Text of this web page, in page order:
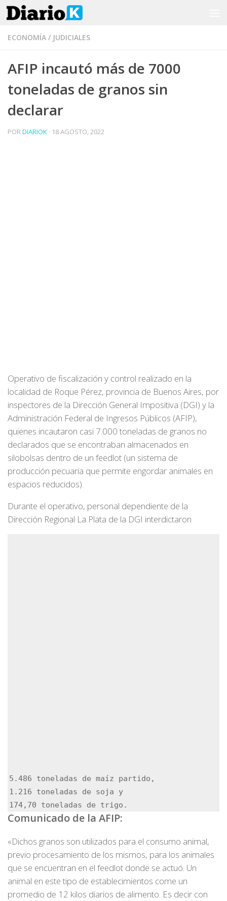
Saltar al contenido
ECONOMÍA / JUDICIALES
AFIP incautó más de 7000
toneladas de granos sin
declarar
PORDIARIOK · 18 AGOSTO, 2022
Operativo de fiscalización y control realizado en la
localidad de Roque Pérez, provincia de Buenos Aires, por
inspectores de la Dirección General Impositiva (DGI) y la
Administración Federal de Ingresos Públicos (AFIP),
quienes incautaron casi 7.000 toneladas de granos no
declarados que se encontraban almacenados en
silobolsas dentro de un feedlot (un sistema de
producción pecuaria que permite engordar animales en
espacios reducidos).
Durante el operativo, personal dependiente de la
Dirección Regional La Plata de la DGI interdictaron
5.486 toneladas de maíz partido,
1.216 toneladas de soja y
174,70 toneladas de trigo.
Comunicado de la AFIP:
«Dichos granos son utilizados para el consumo animal,
previo procesamiento de los mismos, para los animales
que se encuentran en el feedlot donde se actuó. Un
animal en este tipo de establecimientos come un
promedio de 12 kilos diarios de alimento. Es decir con